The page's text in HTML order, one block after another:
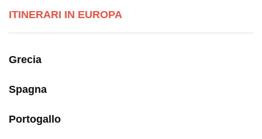
ITINERARI IN EUROPA
Grecia
Spagna
Portogallo